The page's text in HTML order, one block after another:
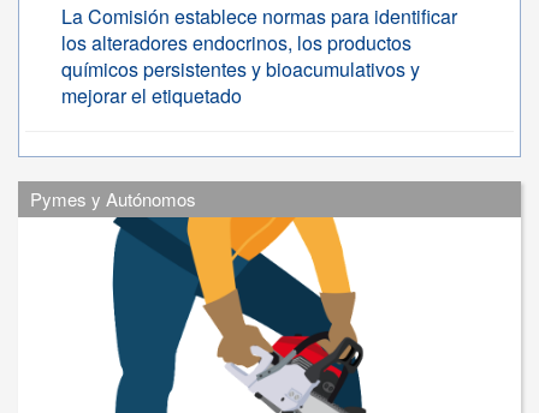
La Comisión establece normas para identificar
los alteradores endocrinos, los productos
químicos persistentes y bioacumulativos y
mejorar el etiquetado
Pymes y Autónomos